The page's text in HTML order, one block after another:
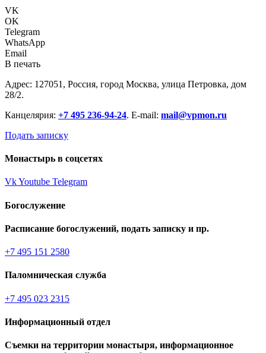
VK
OK
Telegram
WhatsApp
Email
В печать
Адрес: 127051, Россия, город Москва, улица Петровка, дом
28/2.
Канцелярия: +7 495 236-94-24. E-mail: mail@vpmon.ru
Подать записку
Монастырь в соцсетях
VkYoutube Telegram
Богослужение
Расписание богослужений, подать записку и пр.
+7 495 151 2580
Паломническая служба
+7 495 023 2315
Информационный отдел
Съемки на территории монастыря, информационное